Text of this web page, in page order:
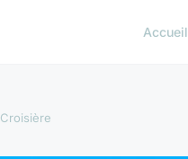
Accueil
Croisière